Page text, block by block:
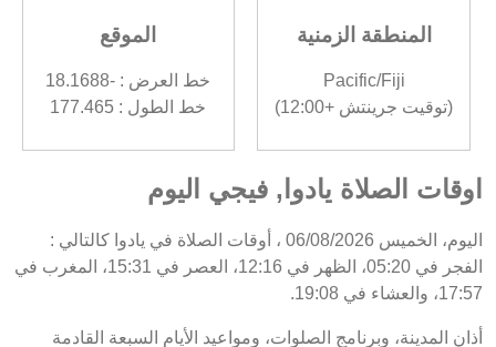
المنطقة الزمنية
Pacific/Fiji
(توقيت جرينتش +12:00)
الموقع
خط العرض : -18.1688
خط الطول : 177.465
اوقات الصلاة يادوا, فيجي اليوم
اليوم، الخميس 06/08/2026 ، أوقات الصلاة في يادوا كالتالي :
الفجر في 05:20، الظهر في 12:16، العصر في 15:31، المغرب في
17:57، والعشاء في 19:08.
أذان المدينة، وبرنامج الصلوات، ومواعيد الأيام السبعة القادمة